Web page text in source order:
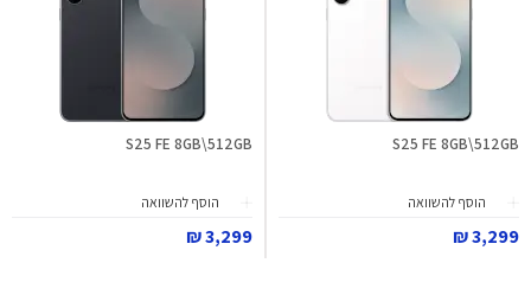
S25 FE 8GB\512GB
הוסף להשוואה
3,299 ₪
S25 FE 8GB\512GB
הוסף להשוואה
3,299 ₪